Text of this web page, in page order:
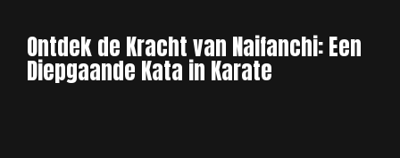
Ontdek de Kracht van Naifanchi: Een
Diepgaande Kata in Karate